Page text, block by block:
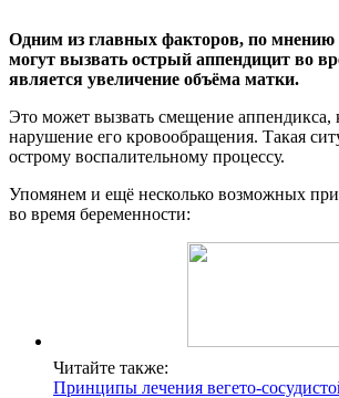
Одним из главных факторов, по мнению
могут вызвать острый аппендицит во
является увеличение объёма матки.
Это может вызвать смещение аппендикса,
нарушение его кровообращения. Такая
острому воспалительному процессу.
Упомянем и ещё несколько возможных
во время беременности:
Читайте также:
Принципы лечения вегето-